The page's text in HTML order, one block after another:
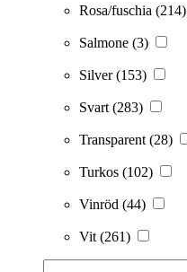
Rosa/fuschia (214)
Salmone (3)
Silver(153)
Svart (283)
Transparent (28)
Turkos (102)
Vinröd (44)
Vit (261)